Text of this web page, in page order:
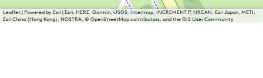
Leaflet|Powered by Esri | Esri, HERE, Garmin, USGS, Intermap, INCREMENT P, NRCAN, Esri Japan, METI,
Esri China (Hong Kong), NOSTRA, © OpenStreetMap contributors, and the GIS User Community